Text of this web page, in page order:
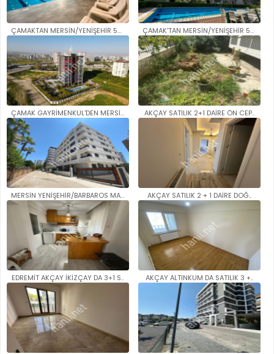
ÇAMAKTAN MERSİN/YENİŞEHİR 50. .. ÇAMAK'TAN MERSİN/YENİŞEHİR 50...
ÇAMAK GAYRİMENKUL'DEN MERSİN/Y.. AKÇAY SATILIK 2+1 DAİRE ÖN CEP..
MERSİN YENİŞEHİR/BARBAROS MAH... AKÇAY SATILIK 2 + 1 DAİRE DOĞ..
EDREMİT AKÇAY İKİZÇAY DA 3+1 S.. AKÇAY ALTINKUM DA SATILIK 3 +..